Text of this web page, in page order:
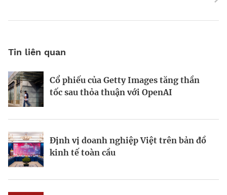
Tin liên quan
Cổ phiếu của Getty Images tăng thần
tốc sau thỏa thuận với OpenAI
Định vị doanh nghiệp Việt trên bản đồ
kinh tế toàn cầu
Động lực và những “điểm nghẽn” trên
hành trình kiến thiết đô thị xanh
Bất động sản công nghiệp xanh: sức
mạnh từ công nghệ và vốn
World Bank: Việt Nam cần điều chỉnh
mô hình tăng trưởng
Bà Đặng Minh Phương: Mạnh dạn đón
cơ hội, tạo dấu ấn mới